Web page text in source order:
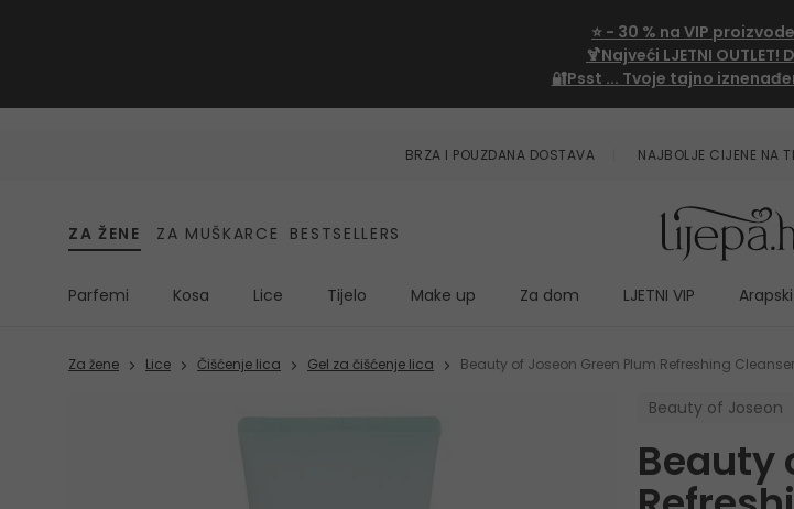
⭐ - 30 % na VIP
🍹Najveći LJETNI OUTLET!
🔐Psst ... Tvoje tajno
BRZA I POUZDANA DOSTAVA NAJBOLJE CIJENE NA
ZA ŽENE ZA MUŠKARCE BESTSELLERS
Parfemi Kosa Lice Tijelo Make up Za dom LJETNI VIP
Za žene Lice Čišćenje lica Gel za čišćenje lica Beauty of Joseon Green Plum Refreshing Cleanser
Beauty of Joseon
Beauty